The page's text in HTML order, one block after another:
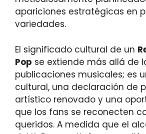
apariciones estratégicas en
variedades.
El significado cultural de un
Pop se extiende más allá de
publicaciones musicales; es
cultural, una declaración de
artístico renovado y una
que los fans se reconecten
queridos. A medida que el